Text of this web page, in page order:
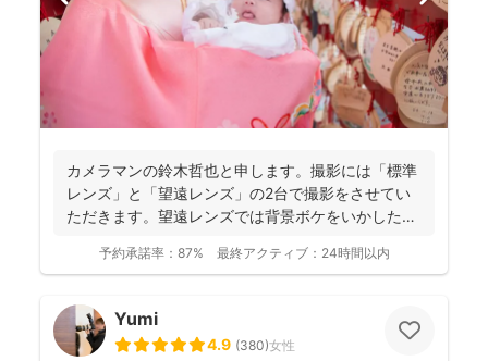
カメラマンの鈴木哲也と申します。撮影には「標準
レンズ」と「望遠レンズ」の2台で撮影をさせてい
ただきます。望遠レンズでは背景ボケをいかしたお
予約承諾率： 87% 最終アクティブ： 24時間以内
Yumi
4.9 (380)女性